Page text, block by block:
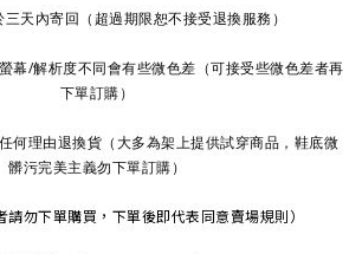
天內寄回（超過期限恕不接受退換服務）
幕/解析度不同會有些微色差 （可接受些微色差者再
下單訂購）
何理由退換貨 （大多為架上提供試穿商品，鞋底微
髒污完美主義勿下單訂購）
請勿下單購買，下單後即代表同意賣場規則）